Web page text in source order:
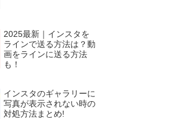
2025最新｜インスタを
ラインで送る方法は？動
画をラインに送る方法
も！
インスタのギャラリーに
写真が表示されない時の
対処方法まとめ!